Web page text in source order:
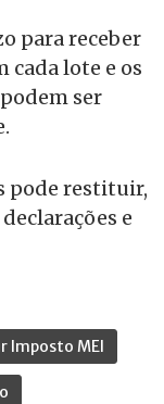
para receber
cada lote e os
ser
pode restituir,
e
Imposto MEI